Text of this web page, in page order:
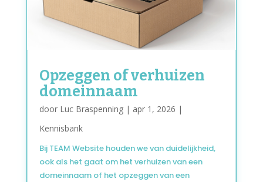
Opzeggen of verhuizen
domeinnaam
door Luc Braspenning| apr 1, 2026 |
Kennisbank
Bij TEAM Website houden we van duidelijkheid,
ook als het gaat om het verhuizen van een
domeinnaam of het opzeggen van een